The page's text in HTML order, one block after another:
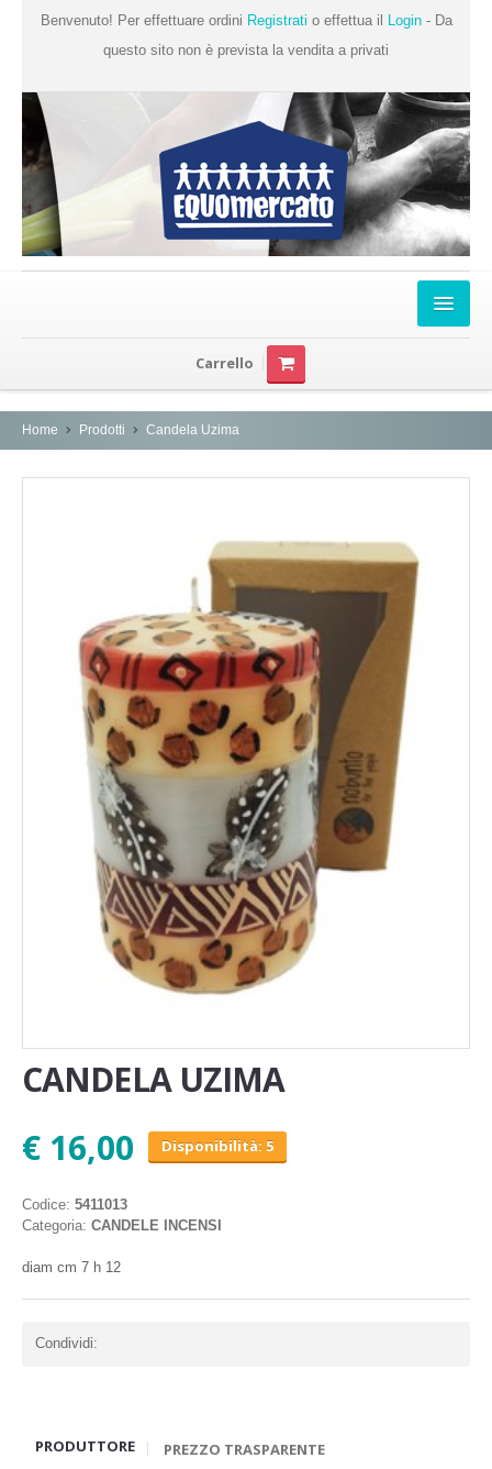
Benvenuto! Per effettuare ordini Registrati o effettua il Login- Da
questo sito non è prevista la vendita a privati
Chi Siamo
Prodotti
Produttori
Carrello
Home Prodotti Candela Uzima
CANDELA UZIMA
€ 16,00
Disponibilità: 5
Codice: 5411013
Categoria: CANDELE INCENSI
diam cm 7 h 12
Condividi:
PRODUTTORE PREZZO TRASPARENTE